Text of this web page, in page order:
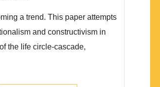
a trend. This paper attempts
and constructivism in
the life circle-cascade,